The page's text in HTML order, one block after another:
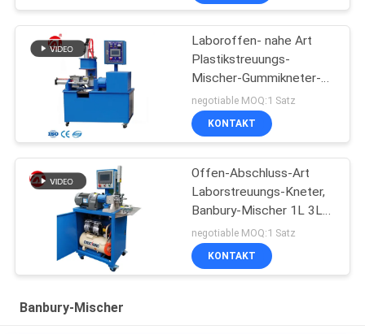
Laboroffen- nahe Art
Plastikstreuungs-
Mischer-Gummikneter-
Maschine
negotiable MOQ:1 Satz
KONTAKT
Offen-Abschluss-Art
Laborstreuungs-Kneter,
Banbury-Mischer 1L 3L
5L
negotiable MOQ:1 Satz
KONTAKT
Banbury-Mischer